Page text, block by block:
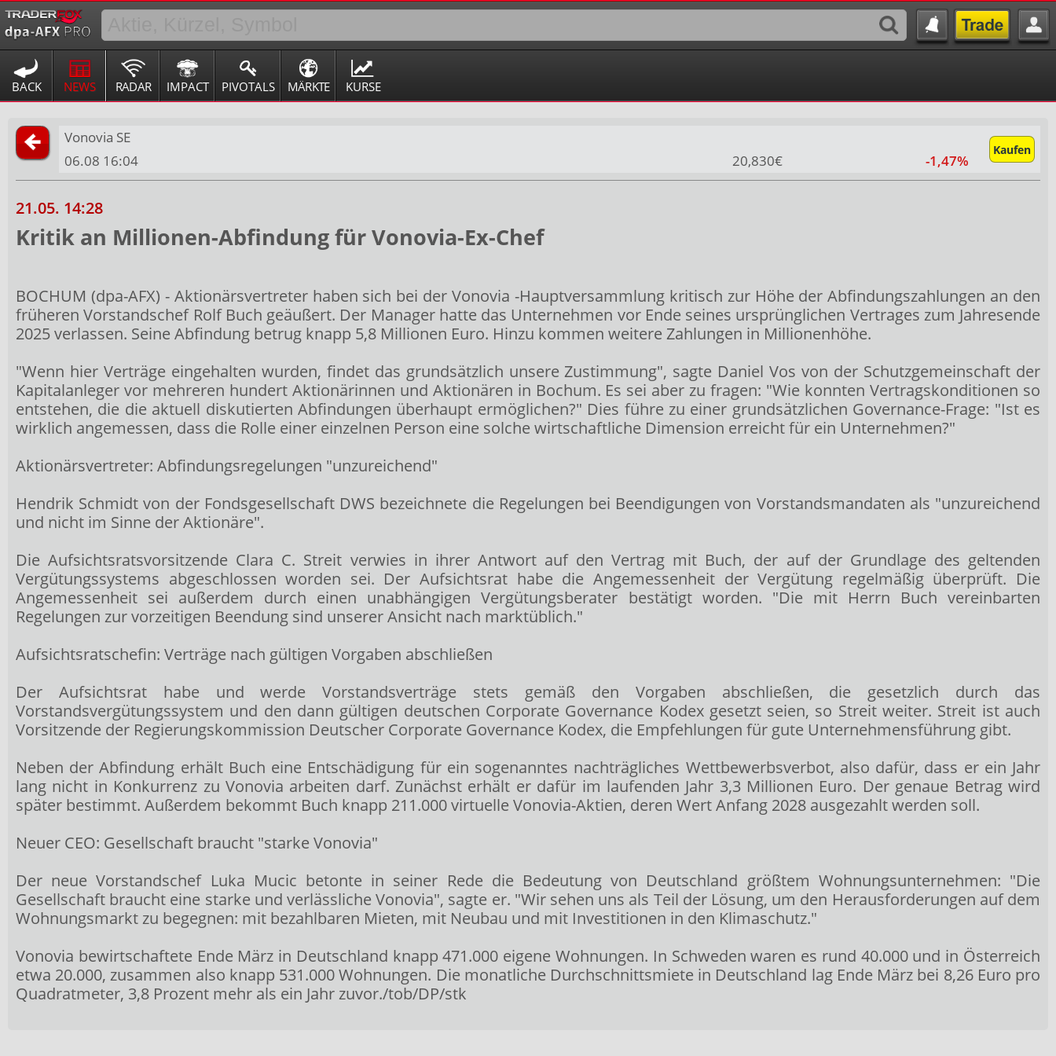
BACK NEWS RADAR IMPACT PIVOTALS MÄRKTE KURSE
Vonovia SE
Kaufen
06.08 16:04 20,830€ -1,47%
21.05. 14:28
Kritik an Millionen-Abfindung für Vonovia-Ex-Chef
BOCHUM (dpa-AFX) - Aktionärsvertreter haben sich bei der Vonovia -Hauptversammlung kritisch zur Höhe der Abfindungszahlungen an den
früheren Vorstandschef Rolf Buch geäußert. Der Manager hatte das Unternehmen vor Ende seines ursprünglichen Vertrages zum Jahresende
2025 verlassen. Seine Abfindung betrug knapp 5,8 Millionen Euro. Hinzu kommen weitere Zahlungen in Millionenhöhe.
"Wenn hier Verträge eingehalten wurden, findet das grundsätzlich unsere Zustimmung", sagte Daniel Vos von der Schutzgemeinschaft der
Kapitalanleger vor mehreren hundert Aktionärinnen und Aktionären in Bochum. Es sei aber zu fragen: "Wie konnten Vertragskonditionen so
entstehen, die die aktuell diskutierten Abfindungen überhaupt ermöglichen?" Dies führe zu einer grundsätzlichen Governance-Frage: "Ist es
wirklich angemessen, dass die Rolle einer einzelnen Person eine solche wirtschaftliche Dimension erreicht für ein Unternehmen?"
Aktionärsvertreter: Abfindungsregelungen "unzureichend"
Hendrik Schmidt von der Fondsgesellschaft DWS bezeichnete die Regelungen bei Beendigungen von Vorstandsmandaten als "unzureichend
und nicht im Sinne der Aktionäre".
Die Aufsichtsratsvorsitzende Clara C. Streit verwies in ihrer Antwort auf den Vertrag mit Buch, der auf der Grundlage des geltenden
Vergütungssystems abgeschlossen worden sei. Der Aufsichtsrat habe die Angemessenheit der Vergütung regelmäßig überprüft. Die
Angemessenheit sei außerdem durch einen unabhängigen Vergütungsberater bestätigt worden. "Die mit Herrn Buch vereinbarten
Regelungen zur vorzeitigen Beendung sind unserer Ansicht nach marktüblich."
Aufsichtsratschefin: Verträge nach gültigen Vorgaben abschließen
Der Aufsichtsrat habe und werde Vorstandsverträge stets gemäß den Vorgaben abschließen, die gesetzlich durch das
Vorstandsvergütungssystem und den dann gültigen deutschen Corporate Governance Kodex gesetzt seien, so Streit weiter. Streit ist auch
Vorsitzende der Regierungskommission Deutscher Corporate Governance Kodex, die Empfehlungen für gute Unternehmensführung gibt.
Neben der Abfindung erhält Buch eine Entschädigung für ein sogenanntes nachträgliches Wettbewerbsverbot, also dafür, dass er ein Jahr
lang nicht in Konkurrenz zu Vonovia arbeiten darf. Zunächst erhält er dafür im laufenden Jahr 3,3 Millionen Euro. Der genaue Betrag wird
später bestimmt. Außerdem bekommt Buch knapp 211.000 virtuelle Vonovia-Aktien, deren Wert Anfang 2028 ausgezahlt werden soll.
Neuer CEO: Gesellschaft braucht "starke Vonovia"
Der neue Vorstandschef Luka Mucic betonte in seiner Rede die Bedeutung von Deutschland größtem Wohnungsunternehmen: "Die
Gesellschaft braucht eine starke und verlässliche Vonovia", sagte er. "Wir sehen uns als Teil der Lösung, um den Herausforderungen auf dem
Wohnungsmarkt zu begegnen: mit bezahlbaren Mieten, mit Neubau und mit Investitionen in den Klimaschutz."
Vonovia bewirtschaftete Ende März in Deutschland knapp 471.000 eigene Wohnungen. In Schweden waren es rund 40.000 und in Österreich
etwa 20.000, zusammen also knapp 531.000 Wohnungen. Die monatliche Durchschnittsmiete in Deutschland lag Ende März bei 8,26 Euro pro
Quadratmeter, 3,8 Prozent mehr als ein Jahr zuvor./tob/DP/stk